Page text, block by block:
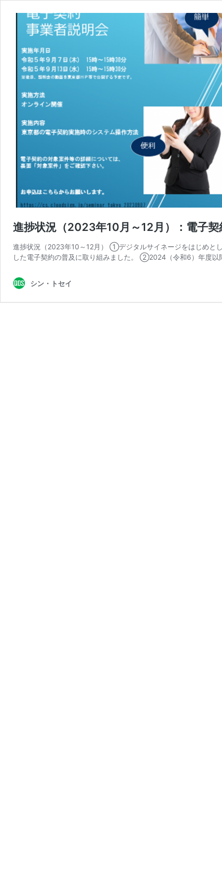
進捗状況（2023年10月～12月）：電子
進捗状況（2023年10～12月） ①デジタルサイネージをはじめと
した電子契約の普及に取り組みました。 ②2024（令和6）年度
シン・トセイ